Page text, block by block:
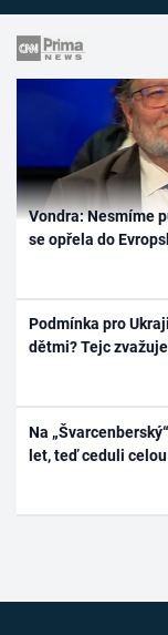
Vondra: Nesmíme
se opřela do
Podmínka pro
dětmi? Tejc
Na
let, teď ceduli